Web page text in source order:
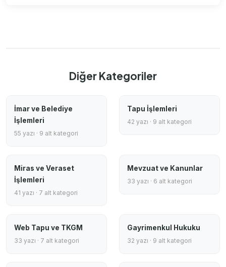
Diğer Kategoriler
İmar ve Belediye
İşlemleri
55 yazı · 9 alt kategori
Tapu İşlemleri
42 yazı · 9 alt kategori
Miras ve Veraset
İşlemleri
41 yazı · 7 alt kategori
Mevzuat ve Kanunlar
33 yazı · 6 alt kategori
Web Tapu ve TKGM
33 yazı · 7 alt kategori
Gayrimenkul Hukuku
32 yazı · 9 alt kategori